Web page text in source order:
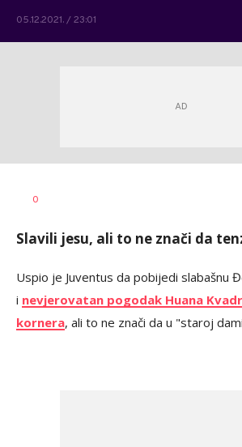
05.12.2021. / 23:01
AUTOR
0
Slavili jesu, ali to ne znači da
Uspio je Juventus da pobijedi slabašnu
i nevjerovatan pogodak Huana
kornera, ali to ne znači da u "staroj